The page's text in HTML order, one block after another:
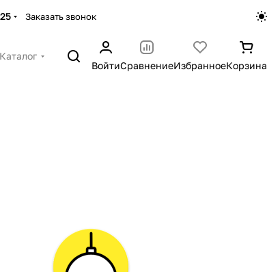
Заказать звонок
Каталог
ВойтиСравнениеИзбранноеКорзина